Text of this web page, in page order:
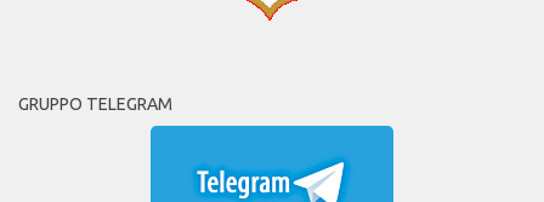
GRUPPO TELEGRAM